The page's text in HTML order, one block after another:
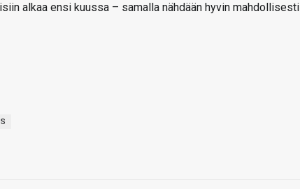
alkaa ensi kuussa – samalla nähdään hyvin mahdollisesti